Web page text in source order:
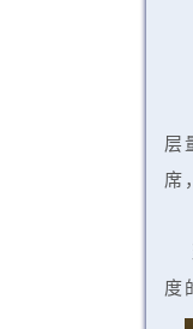
层
席
度